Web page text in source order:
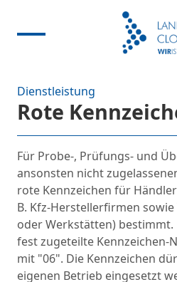
Dienstleistung
Rote
Für Probe-, Prüfungs- und
ansonsten nicht
rote Kennzeichen für
B. Kfz-Herstellerfirmen
oder Werkstätten) bestimmt.
fest zugeteilte
mit "06". Die Kennzeichen
eigenen Betrieb eingesetzt